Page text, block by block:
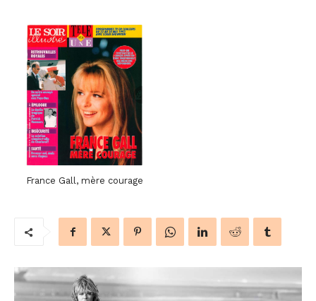
France Gall, mère courage